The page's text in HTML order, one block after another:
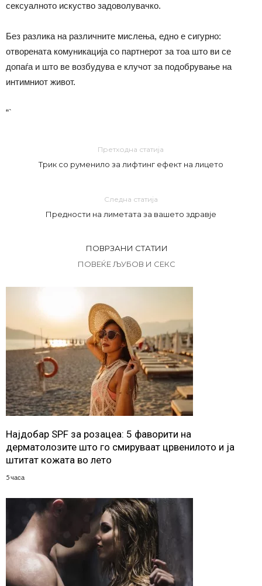
сексуалното искуство задоволувачко.
Без разлика на различните мислења, едно е сигурно:
отворената комуникација со партнерот за тоа што ви се
допаѓа и што ве возбудува е клучот за подобрување на
интимниот живот.
“`
Претходна статија
Трик со руменило за лифтинг ефект на лицето
Следна статија
Предности на лиметата за вашето здравје
ПОВРЗАНИ СТАТИИ
ПОВЕЌЕ ЉУБОВ И СЕКС
Најдобар SPF за розацеа: 5 фаворити на
дерматолозите што го смируваат црвенилото и ја
штитат кожата во лето
5 часа